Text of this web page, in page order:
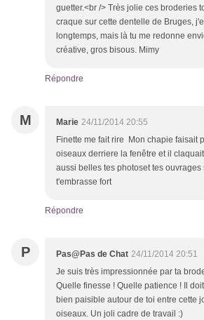
guetter.<br /> Très jolie ces broderies
craque sur cette dentelle de Bruges,
longtemps, mais là tu me redonne
créative, gros bisous. Mimy
Répondre
M Marie 24/11/2014 20:55
Finette me fait rire Mon chapie faisait
oiseaux derriere la fenêtre et il
aussi belles tes photoset tes
t'embrasse fort
Répondre
P Pas@Pas de Chat 24/11/2014 20:51
Je suis très impressionnée par ta
Quelle finesse ! Quelle patience ! Il
bien paisible autour de toi entre cette
oiseaux. Un joli cadre de travail :)